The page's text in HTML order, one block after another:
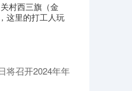
村西三旗（金
这里的打工人玩
将召开2024年年